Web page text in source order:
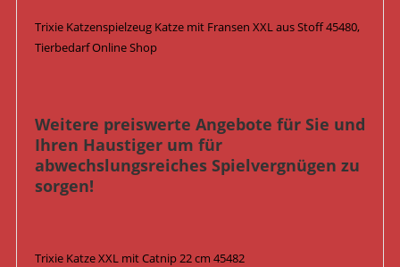
Trixie Katzenspielzeug Katze mit Fransen XXL aus Stoff 45480,
Tierbedarf Online Shop
Weitere preiswerte Angebote für Sie und
Ihren Haustiger um für
abwechslungsreiches Spielvergnügen zu
sorgen!
Trixie Katze XXL mit Catnip 22 cm 45482